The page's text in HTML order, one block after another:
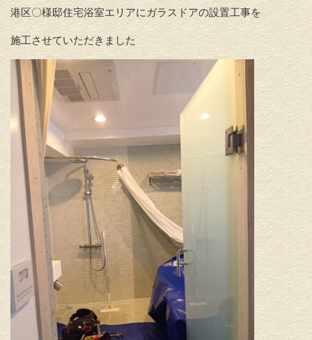
港区〇様邸住宅浴室エリアにガラスドアの設置工事を
施工させていただきました